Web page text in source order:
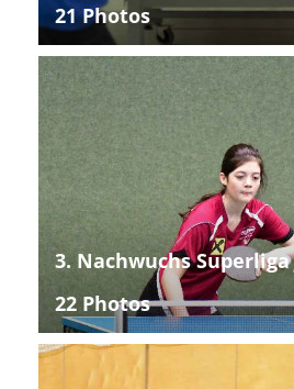
21 Photos
3. Nachwuchs Superliga
22 Photos